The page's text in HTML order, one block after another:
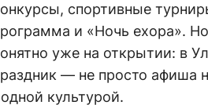
спортивные
и «Ночь ехора».
уже на открытии: в
— не просто афиша
культурой.